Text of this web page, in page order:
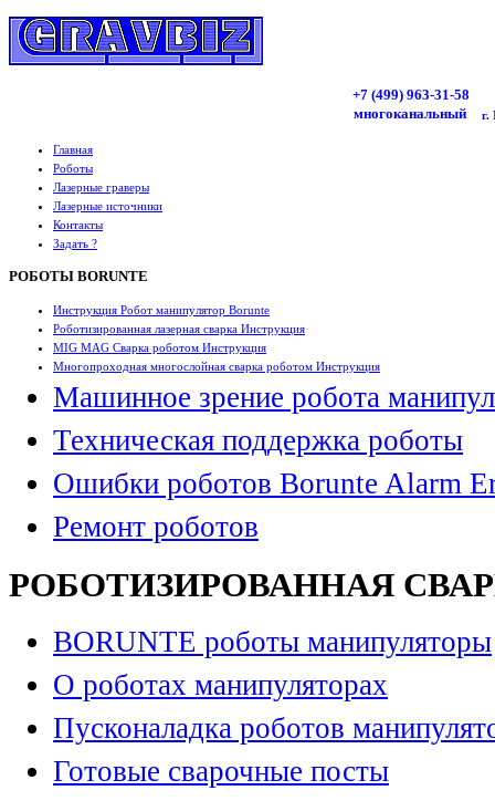
+7 (499) 963-31-58
многоканальный
г.
Главная
Роботы
Лазерные граверы
Лазерные источники
Контакты
Задать ?
РОБОТЫ BORUNTE
Инструкция Робот манипулятор Borunte
Роботизированная лазерная сварка Инструкция
MIG MAG Сварка роботом Инструкция
Многопроходная многослойная сварка роботом Инструкция
Машинное зрение робота
Техническая поддержка роботы
Ошибки роботов Borunte Alarm
Ремонт роботов
РОБОТИЗИРОВАННАЯ
BORUNTE роботы манипуляторы
О роботах манипуляторах
Пусконаладка роботов
Готовые сварочные посты